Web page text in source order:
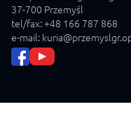
37-700 Przemyśl
tel/fax: +48 166 787 868
e-mail: